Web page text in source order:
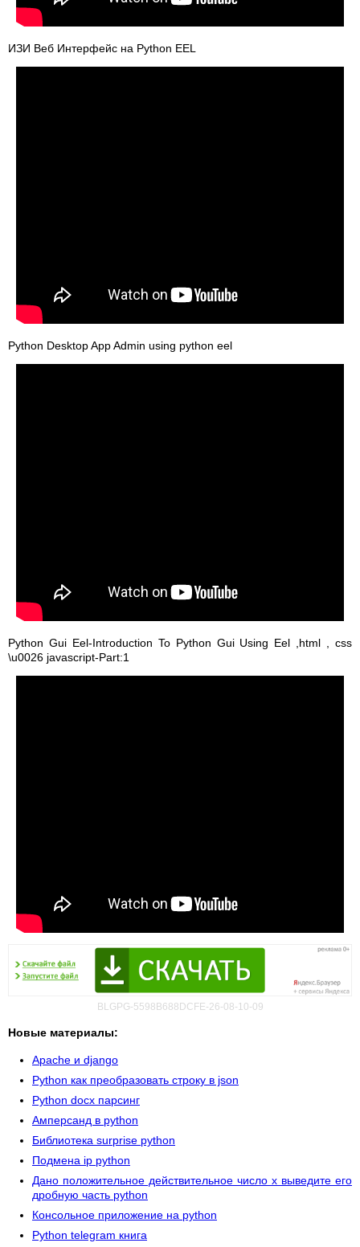
ИЗИ Веб Интерфейс на Python EEL
Python Desktop App Admin using python eel
Python Gui Eel-Introduction To Python Gui Using Eel ,html , css
\u0026 javascript-Part:1
BLGPG-5598B688DCFE-26-08-10-09
Новые материалы:
Apache и django
Python как преобразовать строку в json
Python docx парсинг
Амперсанд в python
Библиотека surprise python
Подмена ip python
Дано положительное действительное число x выведите его
дробную часть python
Консольное приложение на python
Python telegram книга